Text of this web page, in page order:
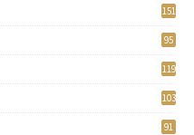
151
95
119
103
91